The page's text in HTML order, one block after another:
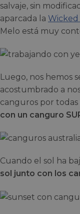
salvaje, sin
aparcada la Wicked
Melo está muy
Luego, nos hemos
acostumbrado a
canguros por todas
con un canguro
Cuando el sol ha
sol junto con los